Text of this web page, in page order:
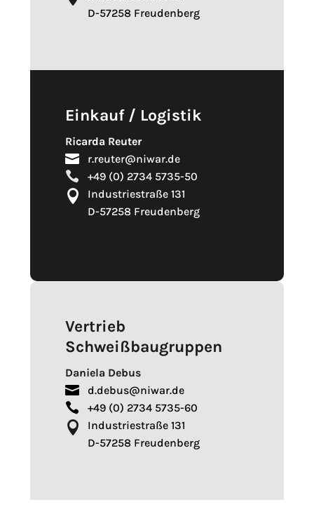
D-57258 Freudenberg
Einkauf / Logistik
Ricarda Reuter
 r.reuter@niwar.de
 +49 (0) 2734 5735-50

Industriestraße 131
D-57258 Freudenberg
Vertrieb
Schweißbaugruppen
Daniela Debus
 d.debus@niwar.de
 +49 (0) 2734 5735-60

Industriestraße 131
D-57258 Freudenberg